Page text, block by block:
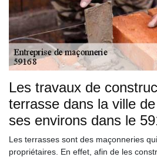
Les travaux de
terrasse dans la ville
ses environs dans le
Les terrasses sont des maçonneries
propriétaires. En effet, afin de les